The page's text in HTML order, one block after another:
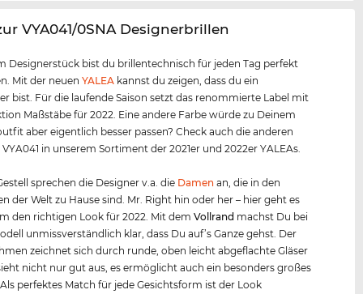
VYA041/0SNA Designerbrillen
Designerstück bist du brillentechnisch für jeden Tag perfekt
Mit der neuenYALEA kannst du zeigen, dass du ein
bist. Für die laufende Saison setzt das renommierte Label mit
Maßstäbe für 2022. Eine andere Farbe würde zu Deinem
aber eigentlich besser passen? Check auch die anderen
in unserem Sortiment der 2021er und 2022er YALEAs.
sprechen die Designer v.a. die Damen an, die in den
der Welt zu Hause sind. Mr. Right hin oder her – hier geht es
den richtigen Look für 2022. Mit demVollrand machst Du bei
unmissverständlich klar, dass Du auf’s Ganze gehst. Der
zeichnet sich durch runde, oben leicht abgeflachte Gläser
nicht nur gut aus, es ermöglicht auch ein besonders großes
perfektes Match für jede Gesichtsform ist der Look